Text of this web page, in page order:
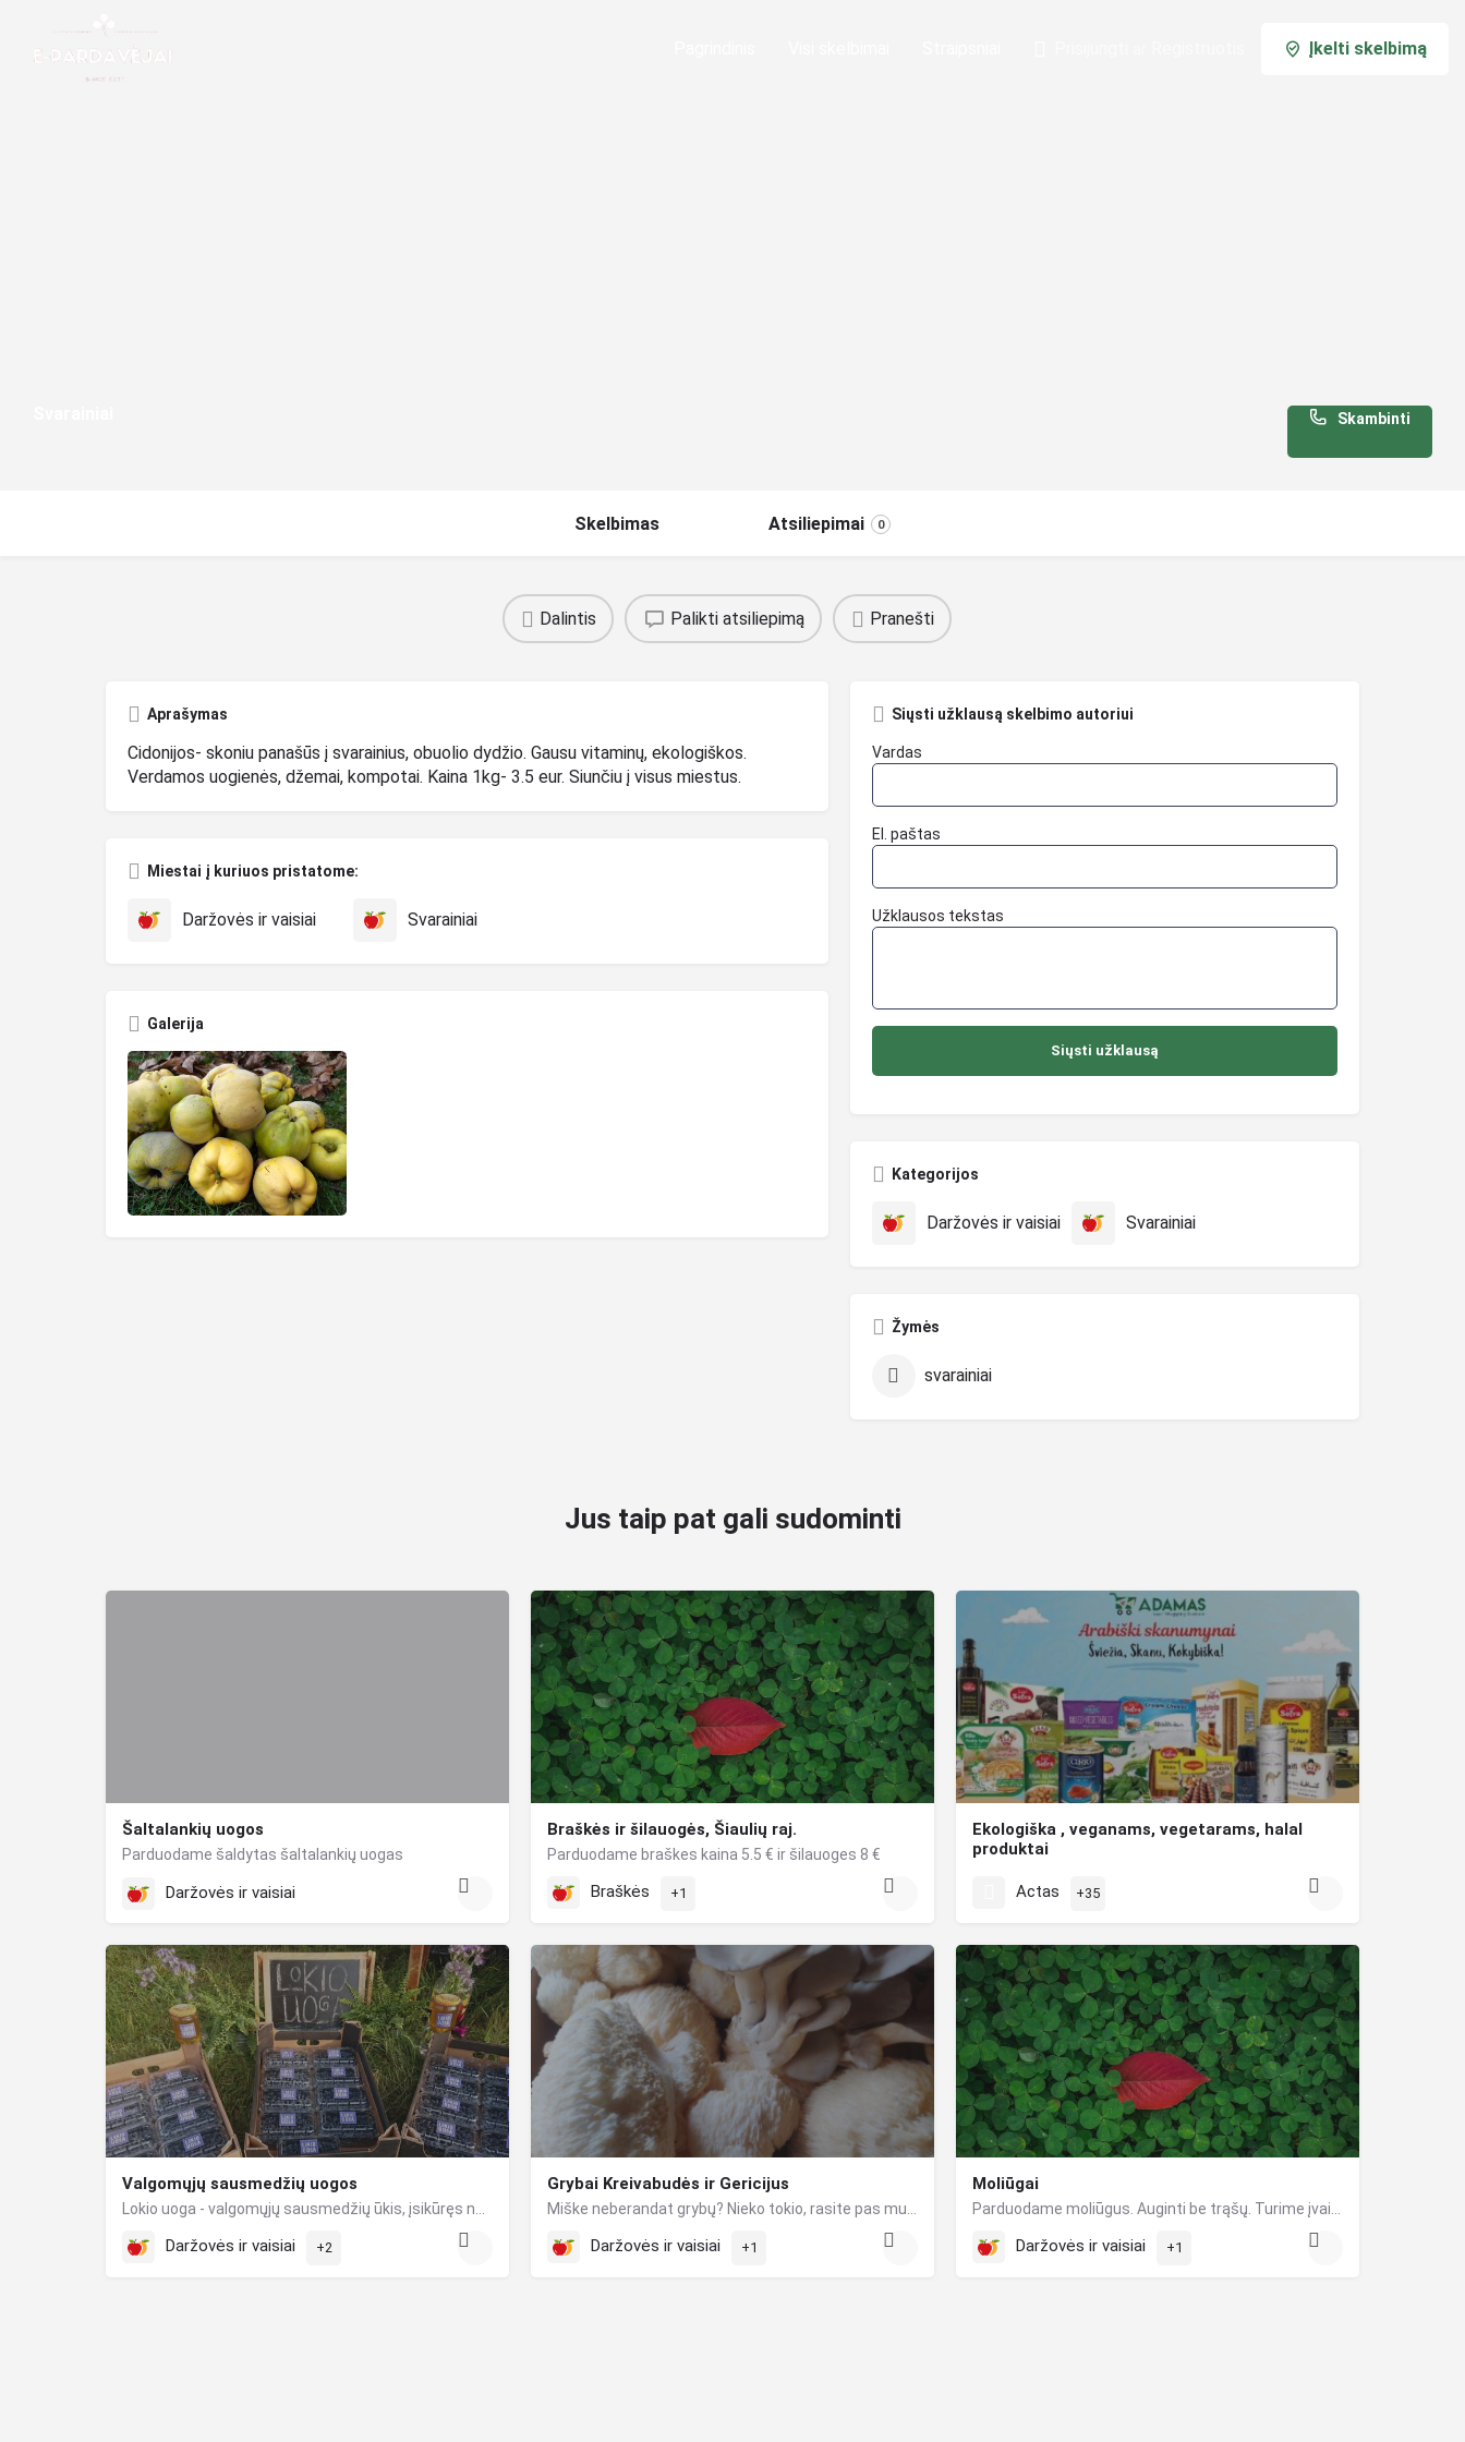
Įkelti skelbimą
Skambinti
Skelbimas Atsiliepimai 0
Dalintis Palikti atsiliepimą Pranešti
Aprašymas
Cidonijos- skoniu panašūs į svarainius, obuolio dydžio. Gausu vitaminų, ekologiškos.
Verdamos uogienės, džemai, kompotai. Kaina 1kg- 3.5 eur. Siunčiu į visus miestus.
Miestai į kuriuos pristatome:
Daržovės ir vaisiai Svarainiai
Galerija
Siųsti užklausą skelbimo autoriui
Vardas
El. paštas
Užklausos tekstas
Kategorijos
Daržovės ir vaisiai Svarainiai
Žymės
svarainiai
Jus taip pat gali sudominti
Šaltalankių uogos
Parduodame šaldytas šaltalankių uogas
Daržovės ir vaisiai
Braškės ir šilauogės, Šiaulių raj.
Parduodame braškes kaina 5.5 € ir šilauoges 8 €
Braškės +1
Ekologiška , veganams, vegetarams, halal
produktai
Actas +35
Valgomųjų sausmedžių uogos
Daržovės ir vaisiai +2
Grybai Kreivabudės ir Gericijus
Daržovės ir vaisiai +1
Moliūgai
Daržovės ir vaisiai +1